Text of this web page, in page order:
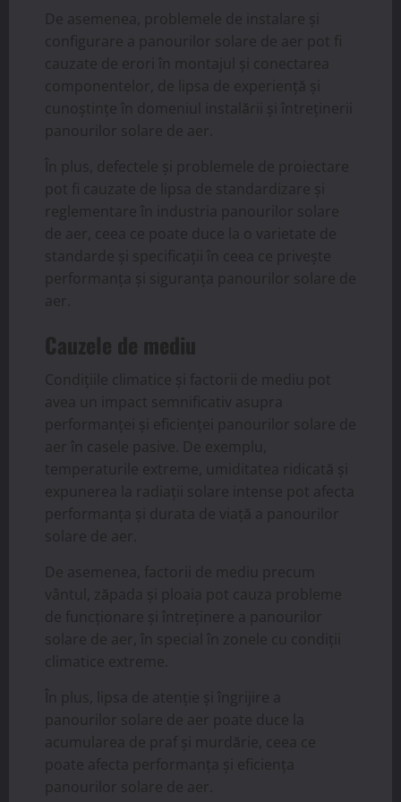
De asemenea, problemele de instalare și
configurare a panourilor solare de aer pot fi
cauzate de erori în montajul și conectarea
componentelor, de lipsa de experiență și
cunoștințe în domeniul instalării și întreținerii
panourilor solare de aer.
În plus, defectele și problemele de proiectare
pot fi cauzate de lipsa de standardizare și
reglementare în industria panourilor solare
de aer, ceea ce poate duce la o varietate de
standarde și specificații în ceea ce privește
performanța și siguranța panourilor solare de
aer.
Cauzele de mediu
Condițiile climatice și factorii de mediu pot
avea un impact semnificativ asupra
performanței și eficienței panourilor solare de
aer în casele pasive. De exemplu,
temperaturile extreme, umiditatea ridicată și
expunerea la radiații solare intense pot afecta
performanța și durata de viață a panourilor
solare de aer.
De asemenea, factorii de mediu precum
vântul, zăpada și ploaia pot cauza probleme
de funcționare și întreținere a panourilor
solare de aer, în special în zonele cu condiții
climatice extreme.
În plus, lipsa de atenție și îngrijire a
panourilor solare de aer poate duce la
acumularea de praf și murdărie, ceea ce
poate afecta performanța și eficiența
panourilor solare de aer.